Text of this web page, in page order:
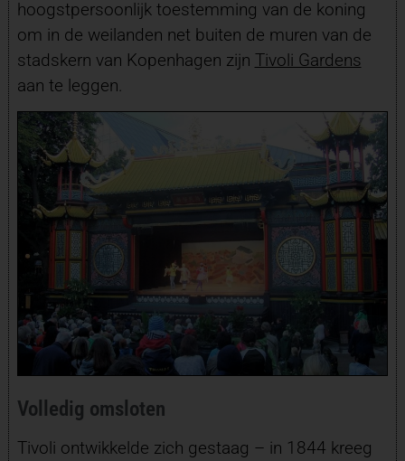
hoogstpersoonlijk toestemming van de koning
om in de weilanden net buiten de muren van de
stadskern van Kopenhagen zijn Tivoli Gardens
aan te leggen.
Volledig omsloten
Tivoli ontwikkelde zich gestaag – in 1844 kreeg